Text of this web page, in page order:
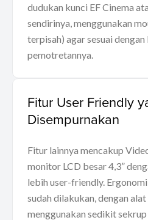
dudukan kunci EF Cinema
sendirinya, menggunakan
terpisah) agar sesuai
pemotretannya.
Fitur User Friendly
Disempurnakan
Fitur lainnya mencakup
monitor LCD besar 4,3”
lebih user-friendly.
sudah dilakukan, dengan
menggunakan sedikit